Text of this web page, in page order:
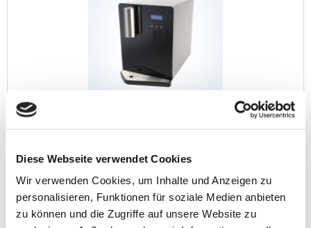
Diese Webseite verwendet Cookies
Wir verwenden Cookies, um Inhalte und Anzeigen zu
personalisieren, Funktionen für soziale Medien anbieten
zu können und die Zugriffe auf unsere Website zu
Tafelwasseranlage Pearlmax 5 Tisch und Stand...
bietet vielfältige Funktionen und ein schickes Design. Jetzt
Preis auf Anfrage